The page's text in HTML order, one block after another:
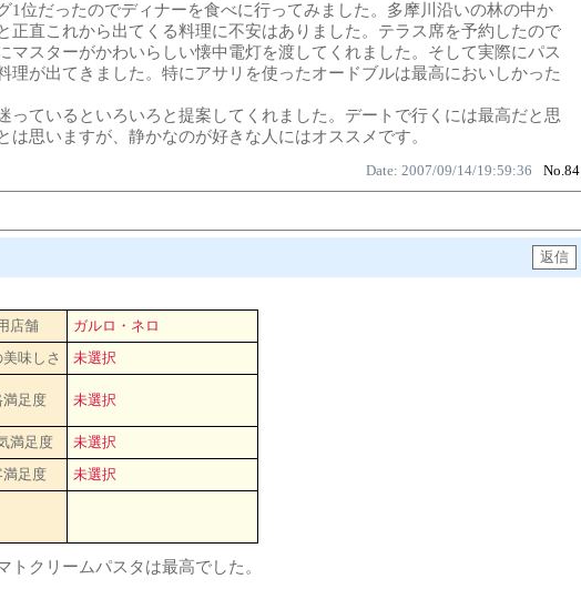
1位だったのでディナーを食べに行ってみました。多摩川沿いの林の中か
正直これから出てくる料理に不安はありました。テラス席を予約したので
マスターがかわいらしい懐中電灯を渡してくれました。そして実際にパス
理が出てきました。特にアサリを使ったオードブルは最高においしかった
っているといろいろと提案してくれました。デートで行くには最高だと思
思いますが、静かなのが好きな人にはオススメです。
Date: 2007/09/14/19:59:36 No.84
店舗
ガルロ・ネロ
味しさ
未選択
満足度 未選択
満足度
未選択
満足度
未選択
クリームパスタは最高でした。